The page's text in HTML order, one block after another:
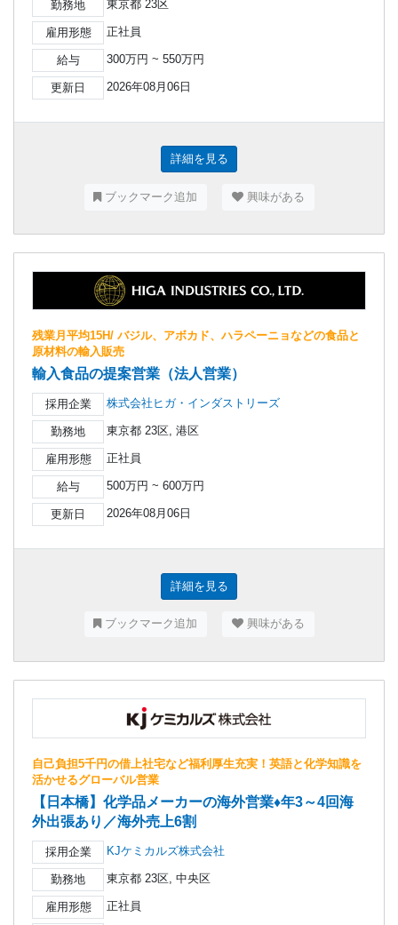
勤務地 東京都 23区
雇用形態 正社員
給与 300万円 ~ 550万円
更新日 2026年08月06日
詳細を見る
ブックマーク追加 興味がある
残業月平均15H/ バジル、アボカド、ハラペーニョなどの食品と
原材料の輸入販売
輸入食品の提案営業（法人営業）
採用企業 株式会社ヒガ・インダストリーズ
勤務地 東京都 23区, 港区
雇用形態 正社員
給与 500万円 ~ 600万円
更新日 2026年08月06日
詳細を見る
ブックマーク追加 興味がある
自己負担5千円の借上社宅など福利厚生充実！英語と化学知識を
活かせるグローバル営業
【日本橋】化学品メーカーの海外営業♦年3～4回海
外出張あり／海外売上6割
採用企業 KJケミカルズ株式会社
勤務地 東京都 23区, 中央区
雇用形態 正社員